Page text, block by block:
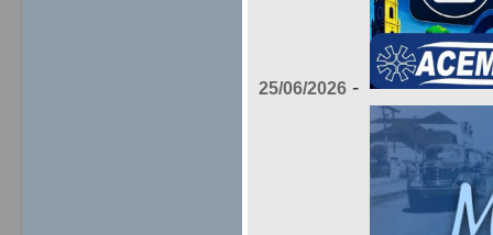
25/06/2026 -